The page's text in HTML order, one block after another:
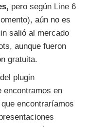
pero según Line 6
aún no es
salió al mercado
aunque fueron
gratuita.
plugin
encontramos en
encontraríamos